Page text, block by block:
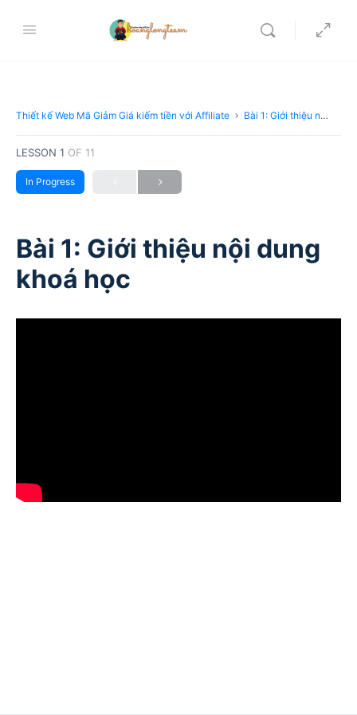
Thiết kế Web Mã Giảm Giá kiếm tiền với Affiliate Bài 1: Giới thiệu nội dung khoá học
LESSON 1 OF 11
In Progress
Bài 1: Giới thiệu nội dung
khoá học